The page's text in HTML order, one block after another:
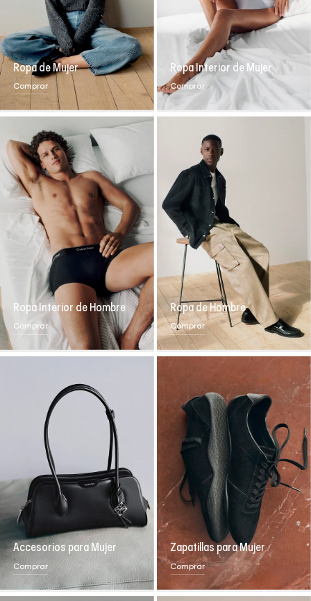
Ropa de Mujer
Comprar
Ropa Interior de Mujer
Comprar
Ropa Interior de Hombre
Comprar
Ropa de Hombre
Comprar
Accesorios para Mujer
Comprar
Zapatillas para Mujer
Comprar